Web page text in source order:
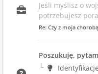
Jeśli myślisz o
potrzebujesz
Re: Czy z moja
Poszukuję,